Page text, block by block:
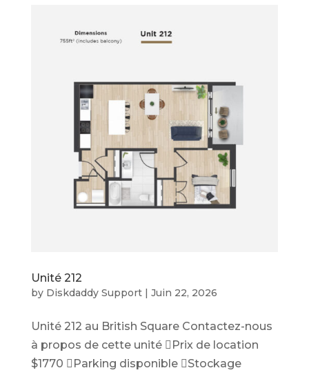
Unité 212
by Diskdaddy Support| Juin 22, 2026
Unité 212 au British Square Contactez-nous
à propos de cette unité Prix de location
$1770 Parking disponible Stockage